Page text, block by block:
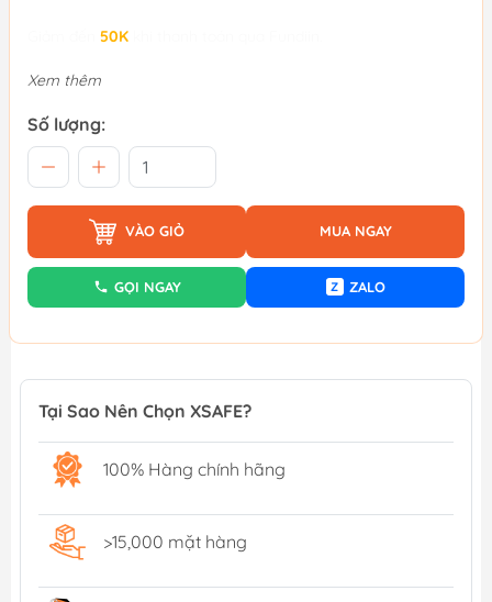
50K
Xem thêm
Số lượng:
VÀO GIỎ MUA NGAY
GỌI NGAY Z ZALO
Tại Sao Nên Chọn XSAFE?
100% Hàng chính hãng
>15,000 mặt hàng